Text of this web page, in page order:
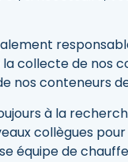
la collecte de nos
nos conteneurs
à la
collègues
équipe de